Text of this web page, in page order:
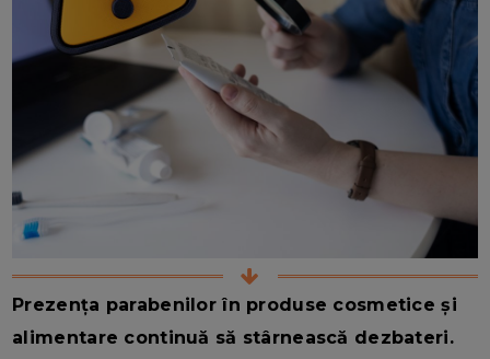
Prezența parabenilor în produse cosmetice și
alimentare continuă să stârnească dezbateri.